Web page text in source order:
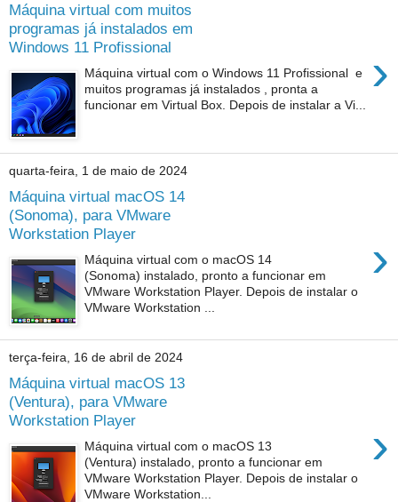
Máquina virtual com muitos
programas já instalados em
Windows 11 Profissional
›
Máquina virtual com o Windows 11 Profissional e
muitos programas já instalados , pronta a
funcionar em Virtual Box. Depois de instalar a Vi...
quarta-feira, 1 de maio de 2024
Máquina virtual macOS 14
(Sonoma), para VMware
Workstation Player
›
Máquina virtual com o macOS 14
(Sonoma) instalado, pronto a funcionar em
VMware Workstation Player. Depois de instalar o
VMware Workstation ...
terça-feira, 16 de abril de 2024
Máquina virtual macOS 13
(Ventura), para VMware
Workstation Player
›
Máquina virtual com o macOS 13
(Ventura) instalado, pronto a funcionar em
VMware Workstation Player. Depois de instalar o
VMware Workstation...